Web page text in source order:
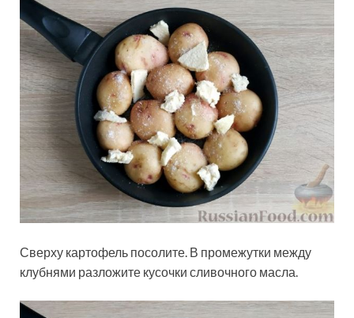
Сверху картофель посолите. В промежутки между
клубнями разложите кусочки сливочного масла.